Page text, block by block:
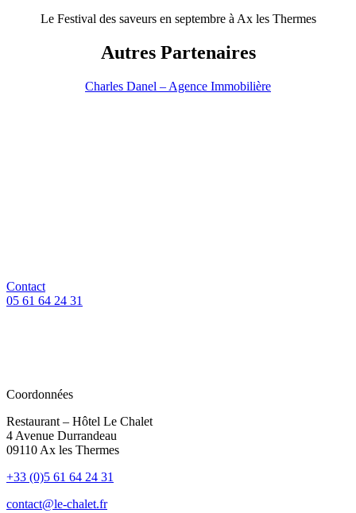
Le Festival des saveurs en septembre à Ax les Thermes
Autres Partenaires
Charles Danel – Agence Immobilière
Contact
05 61 64 24 31
Coordonnées
Restaurant – Hôtel Le Chalet
4 Avenue Durrandeau
09110 Ax les Thermes
+33 (0)5 61 64 24 31
contact@le-chalet.fr